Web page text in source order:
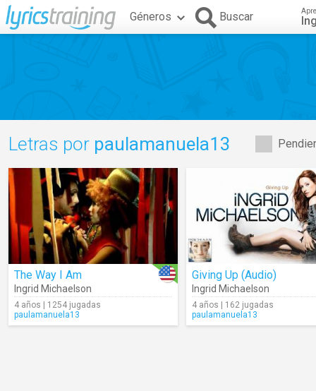
Géneros Buscar
Letras por paulamanuela13
The Way I Am
Ingrid Michaelson
4 años | 1254 jugadas
paulamanuela13
Giving Up (Audio)
Ingrid Michaelson
4 años | 162 jugadas
paulamanuela13